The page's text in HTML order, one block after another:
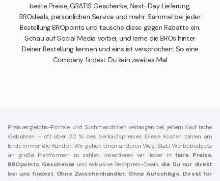
beste Preise, GRATIS Geschenke, Next-Day Lieferung,
BROdeals, persönlichen Service und mehr. Sammel bei jeder
Bestellung BROpoints und tausche diese gegen Rabatte ein.
Schau auf Social Media vorbei, und lerne die BROs hinter
Deiner Bestellung kennen und eins ist versprochen: So eine
Company findest Du kein zweites Mal
Preisvergleichs-Portale und Suchmaschinen verlangen bei jedem Kauf hohe
Gebühren – oft über 20 % des Verkaufspreises. Diese Kosten zahlen am
Ende immer die Kunden. Wir gehen einen anderen Weg: Statt Werbebudgets
an große Plattformen zu zahlen, investieren wir lieber in faire Preise,
BROpoints, Geschenke und exklusive Bestpreis-Deals, die Du nur direkt
bei uns findest. Ohne Zwischenhändler. Ohne Aufschläge. Direkt für